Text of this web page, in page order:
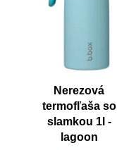
Nerezová
termofľaša so
slamkou 1l -
lagoon